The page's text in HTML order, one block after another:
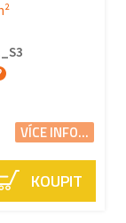
VÍCE INFO...
KOUPIT